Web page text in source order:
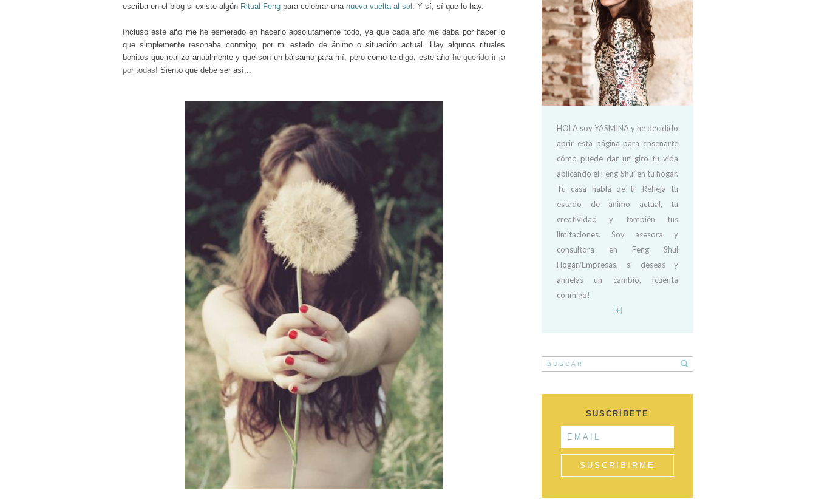
escriba en el blog si existe algún Ritual Feng para celebrar una nueva vuelta al sol . Y sí, sí que lo hay.
Incluso este año me he esmerado en hacerlo absolutamente todo, ya que cada año me daba por hacer lo
que simplemente resonaba conmigo, por mi estado de ánimo o situación actual. Hay algunos rituales
bonitos que realizo anualmente y que son un bálsamo para mí, pero como te digo, este año he querido ir ¡a
por todas! Siento que debe ser así...
HOLA soy YASMINA y he decidido
abrir esta página para enseñarte
cómo puede dar un giro tu vida
aplicando el Feng Shui en tu hogar.
Tu casa habla de ti. Refleja tu
estado de ánimo actual, tu
creatividad y también tus
limitaciones. Soy asesora y
consultora en Feng Shui
Hogar/Empresas, si deseas y
anhelas un cambio, ¡cuenta
conmigo!.
[+]
SUSCRÍBETE